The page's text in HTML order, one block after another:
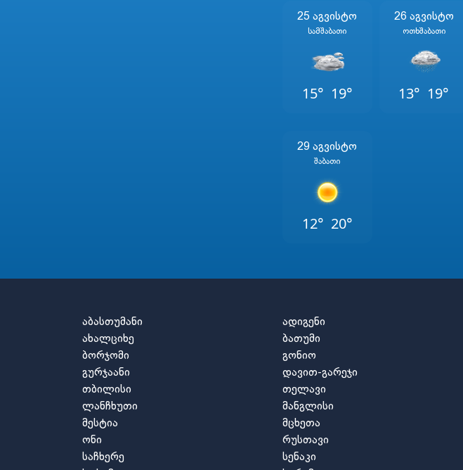
25 Აგვისტო
Სამშაბათი
15° 19°
26 Აგვისტო
Ოთხშაბათი
13° 19°
29 Აგვისტო
Შაბათი
12° 20°
აბასთუმანი ადიგენი
ახალციხე
ბათუმი
ბორჯომი
გონიო
გურჯაანი
დავით-გარეჯი
თბილისი
თელავი
ლანჩხუთი
მანგლისი
მესტია
მცხეთა
ონი
რუსთავი
საჩხერე
სენაკი